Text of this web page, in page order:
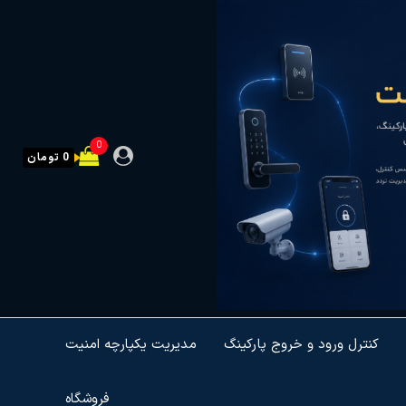
0
0 تومان
مدیریت یکپارچه امنیت کنترل ورود و خروج پارکینگ
فروشگاه